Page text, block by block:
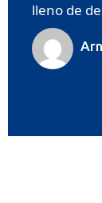
lleno de